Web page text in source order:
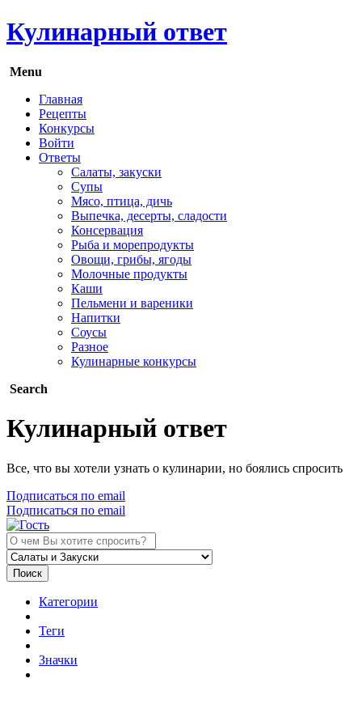
Кулинарный ответ
Menu
Главная
Рецепты
Конкурсы
Войти
Ответы
Салаты, закуски
Супы
Мясо, птица, дичь
Выпечка, десерты, сладости
Консервация
Рыба и морепродукты
Овощи, грибы, ягоды
Молочные продукты
Каши
Пельмени и вареники
Напитки
Соусы
Разное
Кулинарные конкурсы
Search
Кулинарный ответ
Все, что вы хотели узнать о кулинарии, но боялись спросить
Подписаться по email
Подписаться по email
Поиск
Категории
Теги
Значки